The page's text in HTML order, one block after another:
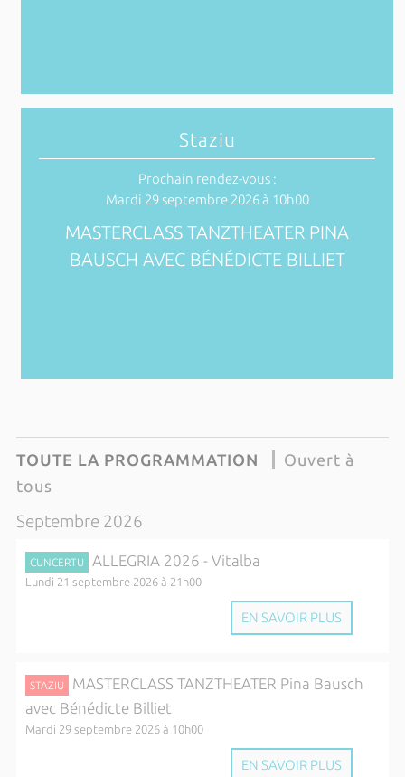
Staziu
Prochain rendez-vous :
Mardi 29 septembre 2026 à 10h00
MASTERCLASS TANZTHEATER PINA
BAUSCH AVEC BÉNÉDICTE BILLIET
TOUTE LA PROGRAMMATION
Ouvert à
tous
Septembre 2026
CUNCERTU ALLEGRIA 2026 - Vitalba
Lundi 21 septembre 2026 à 21h00
EN SAVOIR PLUS
STAZIU
MASTERCLASS TANZTHEATER Pina Bausch
avec Bénédicte Billiet
Mardi 29 septembre 2026 à 10h00
EN SAVOIR PLUS